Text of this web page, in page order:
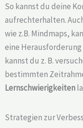
So kannst du deine
aufrechterhalten.
wie z.B. Mindmaps,
eine
kannst du z. B.
bestimmten
Lernschwierigkeiten
Strategien zur